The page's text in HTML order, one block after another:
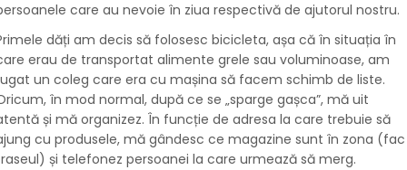
care au nevoie în ziua respectivă de ajutorul nostru.
dăți am decis să folosesc bicicleta, așa că în situația în
erau de transportat alimente grele sau voluminoase, am
un coleg care era cu mașina să facem schimb de liste.
în mod normal, după ce se „sparge gașca”, mă uit
și mă organizez. În funcție de adresa la care trebuie să
cu produsele, mă gândesc ce magazine sunt în zona (fac
și telefonez persoanei la care urmează să merg.